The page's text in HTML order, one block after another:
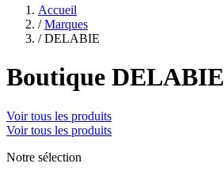
Accueil
/ Marques
/ DELABIE
Boutique DELABIE
Voir tous les produits
Voir tous les produits
Notre sélection